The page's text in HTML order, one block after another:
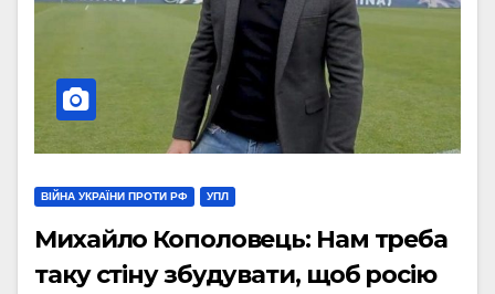
ВІЙНА УКРАЇНИ ПРОТИ РФ УПЛ
Михайло Кополовець: Нам треба
таку стіну збудувати, щоб росію